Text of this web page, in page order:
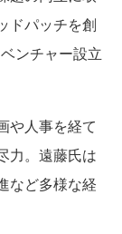
ドパッチを創
ンチャー設立
や人事を経て
力。遠藤氏は
など多様な経